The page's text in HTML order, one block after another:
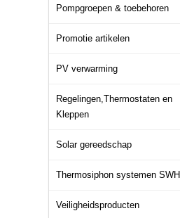
Pompgroepen & toebehoren
Promotie artikelen
PV verwarming
Regelingen,Thermostaten en
Kleppen
Solar gereedschap
Thermosiphon systemen SWH
Veiligheidsproducten